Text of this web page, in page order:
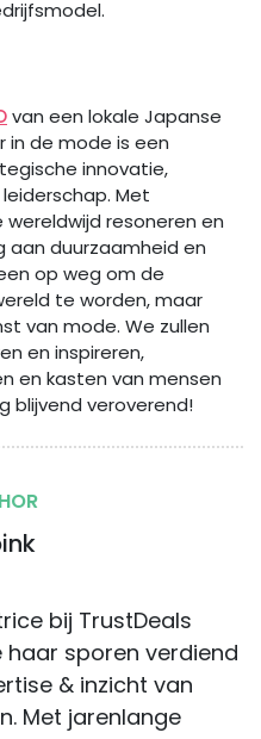
van een lokale Japanse
in de mode is een
innovatie,
Met
resoneren en
aan duurzaamheid en
op weg om de
te worden, maar
van mode. We zullen
en inspireren,
en kasten van mensen
blijvend veroverend!
bij TrustDeals
haar sporen verdiend
& inzicht van
Met jarenlange